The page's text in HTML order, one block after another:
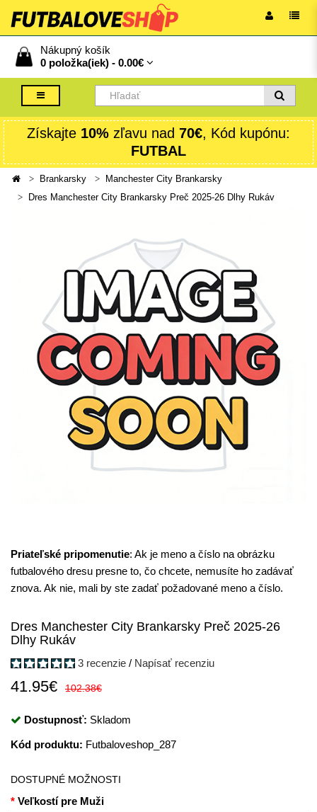
Nákupný košík
0 položka(iek) - 0.00€
Získajte 10% zľavu nad 70€, Kód kupónu:
FUTBAL
Brankarsky
Manchester City Brankarsky
Dres Manchester City Brankarsky Preč 2025-26 Dlhy Rukáv
Priateľské pripomenutie: Ak je meno a číslo na obrázku
futbalového dresu presne to, čo chcete, nemusíte ho zadávať
znova. Ak nie, mali by ste zadať požadované meno a číslo.
Dres Manchester City Brankarsky Preč 2025-26
Dlhy Rukáv
3 recenzie / Napísať recenziu
41.95€ 102.38€
Dostupnosť: Skladom
Kód produktu: Futbaloveshop_287
DOSTUPNÉ MOŽNOSTI
Veľkostí pre Muži